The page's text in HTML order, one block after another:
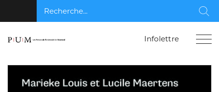
Recherche...
Infolettre